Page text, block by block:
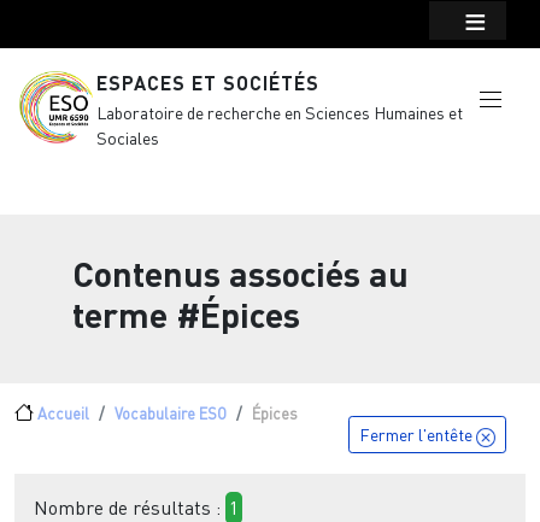
ESPACES ET SOCIÉTÉS
Laboratoire de recherche en Sciences Humaines et
Sociales
Contenus associés au
terme #Épices
Fil d'Ariane
Accueil Vocabulaire ESO Épices
Fermer l'entête
Nombre de résultats : 1